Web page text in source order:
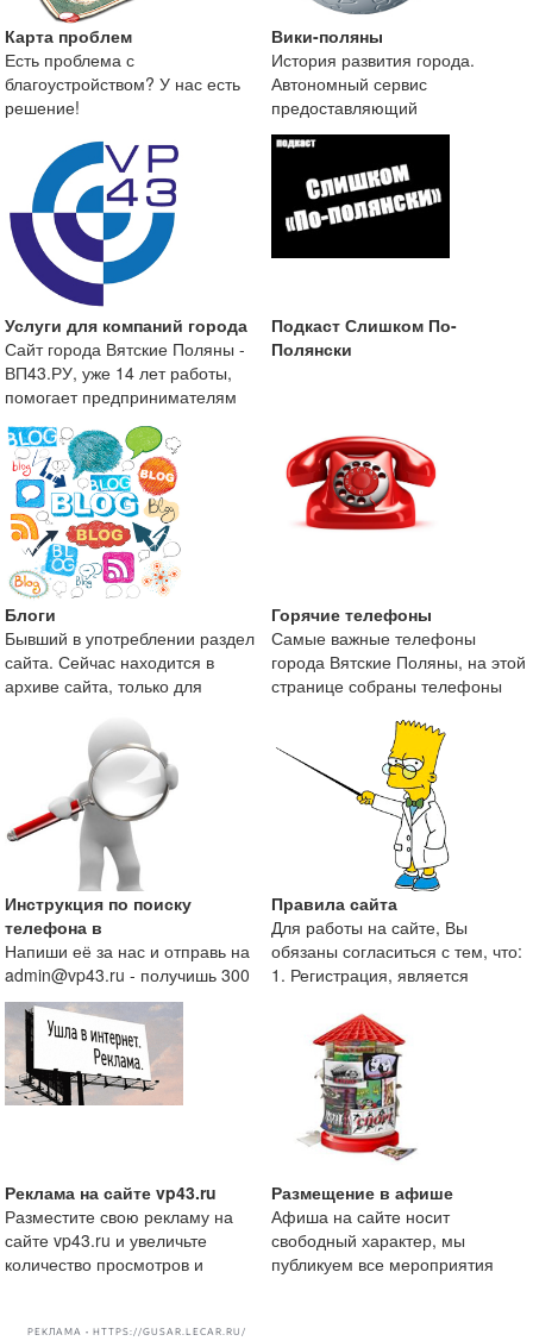
Карта проблем
Есть проблема с
благоустройством? У нас есть
решение!
Вики-поляны
История развития города.
Автономный сервис
предоставляющий
краеведческую информацию о
городе Вятские
Услуги для компаний города
Сайт города Вятские Поляны -
ВП43.РУ, уже 14 лет работы,
помогает предпринимателям
Подкаст Слишком По-
Полянски
Блоги
Бывший в употреблении раздел
сайта. Сейчас находится в
архиве сайта, только для
Горячие телефоны
Самые важные телефоны
города Вятские Поляны, на этой
странице собраны телефоны
Инструкция по поиску
телефона в
Напиши её за нас и отправь на
admin@vp43.ru - получишь 300
рублей.
Правила сайта
Для работы на сайте, Вы
обязаны согласиться с тем, что:
1. Регистрация, является
Реклама на сайте vp43.ru
Разместите свою рекламу на
сайте vp43.ru и увеличьте
количество просмотров и
Размещение в афише
Афиша на сайте носит
свободный характер, мы
публикуем все мероприятия
РЕКЛАМА • HTTPS://GUSAR.LECAR.RU/